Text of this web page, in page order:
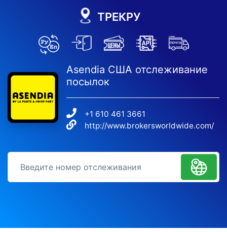
ТРЕКРУ
Asendia США отслеживание
посылок
+1 610 461 3661
http://www.brokersworldwide.com/